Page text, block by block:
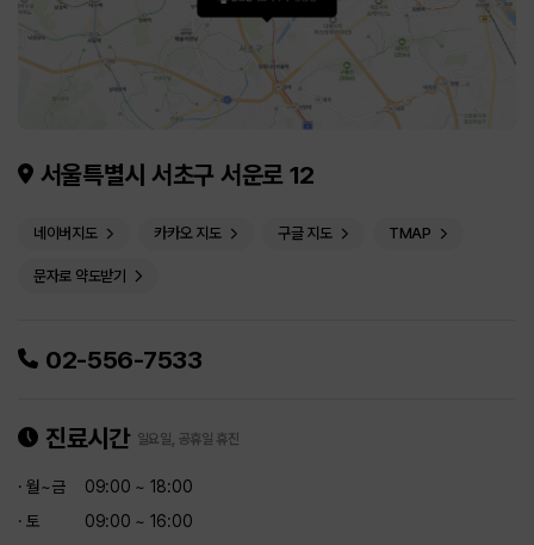
서울특별시 서초구 서운로 12
네이버지도 카카오 지도 구글 지도 TMAP
문자로 약도받기
02-556-7533
진료시간 일요일, 공휴일 휴진
· 월~금
09:00 ~ 18:00
· 토
09:00 ~ 16:00